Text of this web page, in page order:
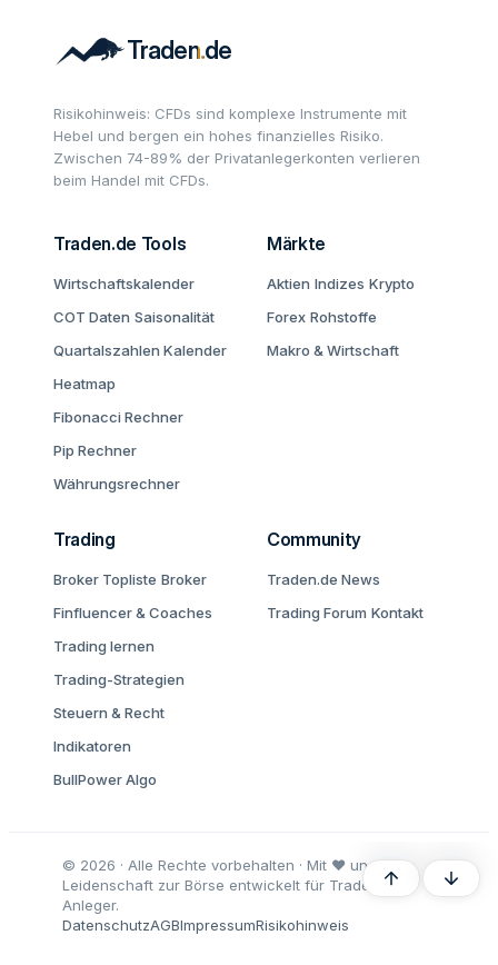
Risikohinweis: CFDs sind komplexe Instrumente mit
Hebel und bergen ein hohes finanzielles Risiko.
Zwischen 74-89% der Privatanlegerkonten verlieren
beim Handel mit CFDs.
Traden.de Tools
Wirtschaftskalender
COT Daten Saisonalität
Quartalszahlen Kalender
Heatmap
Fibonacci Rechner
Pip Rechner
Währungsrechner
Märkte
Aktien Indizes Krypto
Forex Rohstoffe
Makro & Wirtschaft
Trading
Broker Topliste Broker
Finfluencer & Coaches
Trading lernen
Trading-Strategien
Steuern & Recht
Indikatoren
BullPower Algo
Community
Traden.de News
Trading Forum Kontakt
© 2026 · Alle Rechte vorbehalten · Mit ♥ und
Leidenschaft zur Börse entwickelt für Trader und
Anleger.
DatenschutzAGBImpressumRisikohinweis
Oben Unten